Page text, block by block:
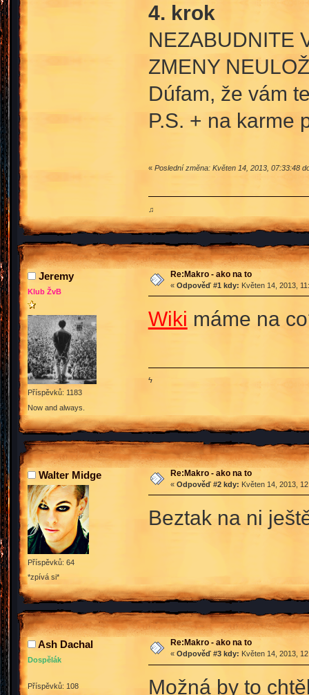
4. krok
NEZABUDNITE
ZMENY
Dúfam, že vám
P.S. + na karme
« Poslední změna: Květen 14, 2013, 07:33:48
♫
Jeremy
Klub ŽvB
Příspěvků: 1183
Now and always.
Re:Makro - ako na to
« Odpověď #1 kdy: Květen 14, 2013,
Wiki máme na
ϟ
Walter Midge
Příspěvků: 64
*zpívá si*
Re:Makro - ako na to
« Odpověď #2 kdy: Květen 14, 2013,
Beztak na ni
Ash Dachal
Dospělák
Příspěvků: 108
Re:Makro - ako na to
« Odpověď #3 kdy: Květen 14, 2013,
Možná by to